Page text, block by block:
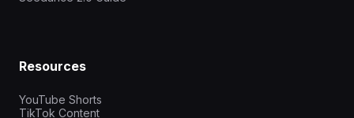
Resources
YouTube Shorts
TikTok Content